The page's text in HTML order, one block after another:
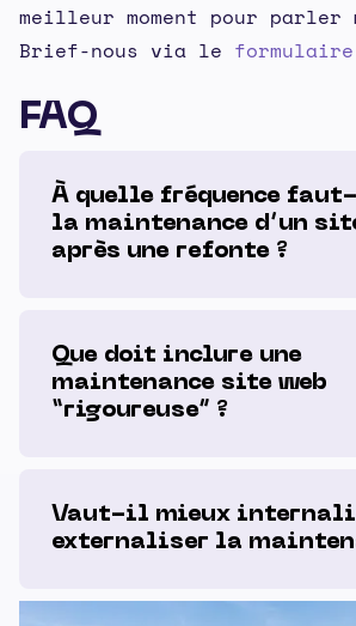
meilleur moment pour parler
Brief-nous via le
FAQ
À quelle fréquence
la maintenance d’un
après une refonte ?
Que doit inclure une
maintenance site web
“rigoureuse” ?
Vaut-il mieux
externaliser la